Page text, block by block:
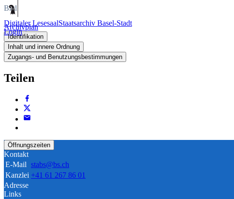
Digitaler LesesaalStaatsarchiv Basel-Stadt
Login
Bild
Archivplan
Identifikation
Inhalt und innere Ordnung
Zugangs- und Benutzungsbestimmungen
Teilen
Öffnungszeiten
Kontakt
E-Mail stabs@bs.ch
Kanzlei +41 61 267 86 01
Adresse
Links